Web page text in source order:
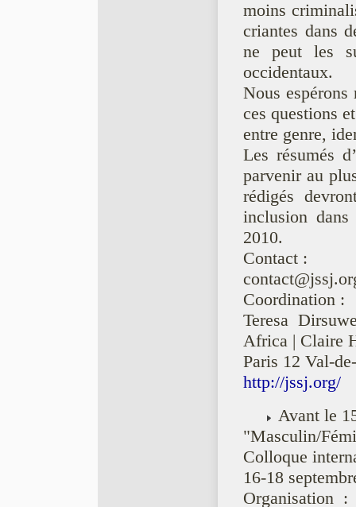
moins
criantes dans
ne peut les
occidentaux.
Nous
ces questions
entre genre,
Les résumés
parvenir au
rédigés
inclusion
2010.
Contact :
Coordination :
Teresa
Africa | Claire
Paris 12 Val-
http://jssj.org/
Avant le
"Masculin/
Colloque
16-18
Organisation